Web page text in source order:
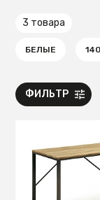
3 товара
БЕЛЫЕ
ФИЛЬТР